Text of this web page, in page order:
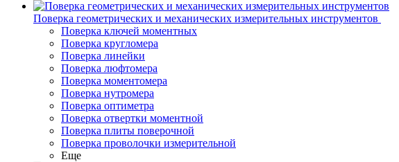
Поверка геометрических и механических измерительных инструментов
Поверка ключей моментных
Поверка кругломера
Поверка линейки
Поверка люфтомера
Поверка моментомера
Поверка нутромера
Поверка оптиметра
Поверка отвертки моментной
Поверка плиты поверочной
Поверка проволочки измерительной
Еще